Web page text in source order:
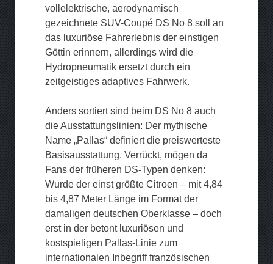
vollelektrische, aerodynamisch
gezeichnete SUV-Coupé DS No 8 soll an
das luxuriöse Fahrerlebnis der einstigen
Göttin erinnern, allerdings wird die
Hydropneumatik ersetzt durch ein
zeitgeistiges adaptives Fahrwerk.
Anders sortiert sind beim DS No 8 auch
die Ausstattungslinien: Der mythische
Name „Pallas“ definiert die preiswerteste
Basisausstattung. Verrückt, mögen da
Fans der früheren DS-Typen denken:
Wurde der einst größte Citroen – mit 4,84
bis 4,87 Meter Länge im Format der
damaligen deutschen Oberklasse – doch
erst in der betont luxuriösen und
kostspieligen Pallas-Linie zum
internationalen Inbegriff französischen